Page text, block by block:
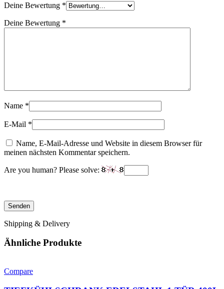
Deine Bewertung *
Deine Bewertung *
Name *
E-Mail *
Name, E-Mail-Adresse und Website in diesem Browser für
meinen nächsten Kommentar speichern.
Are you human? Please solve:
Shipping & Delivery
Ähnliche Produkte
Compare